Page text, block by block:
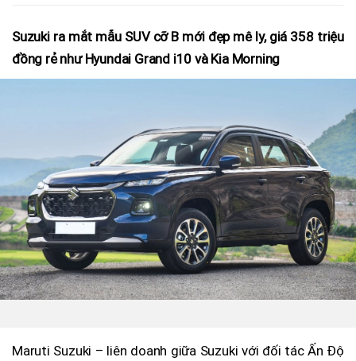
Suzuki ra mắt mẫu SUV cỡ B mới đẹp mê ly, giá 358 triệu
đồng rẻ như Hyundai Grand i10 và Kia Morning
Maruti Suzuki – liên doanh giữa Suzuki với đối tác Ấn Độ